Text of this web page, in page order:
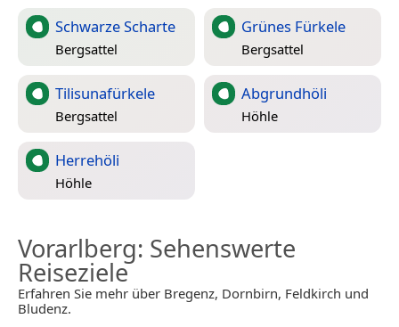
Schwarze Scharte
Bergsattel
Grünes Fürkele
Bergsattel
Tilisunafürkele
Bergsattel
Abgrundhöli
Höhle
Herrehöli
Höhle
Vorarlberg: Sehenswerte
Reiseziele
Erfahren Sie mehr über Bregenz, Dornbirn, Feldkirch und
Bludenz.